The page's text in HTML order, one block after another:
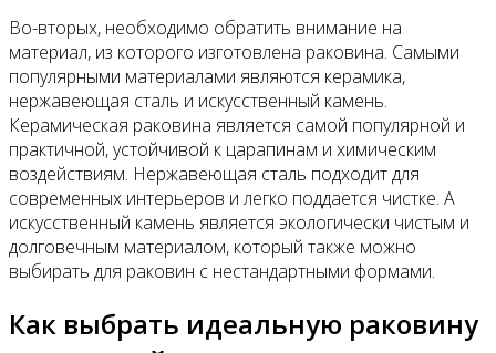
Во-вторых, необходимо обратить внимание на
материал, из которого изготовлена раковина. Самыми
популярными материалами являются керамика,
нержавеющая сталь и искусственный камень.
Керамическая раковина является самой популярной и
практичной, устойчивой к царапинам и химическим
воздействиям. Нержавеющая сталь подходит для
современных интерьеров и легко поддается чистке. А
искусственный камень является экологически чистым и
долговечным материалом, который также можно
выбирать для раковин с нестандартными формами.
Как выбрать идеальную раковину